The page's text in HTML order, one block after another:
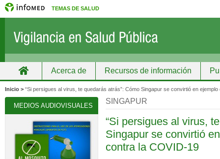
TEMAS DE SALUD
Acerca de Recursos de información
Grupos Recursos de información
Inicio > “Si persigues al virus, te quedarás atrás”: Cómo Singapur se convirtió en
SINGAPUR
“Si persigues al virus,
Singapur se convirtió
contra la COVID-19
MEDIOS AUDIOVISUALES